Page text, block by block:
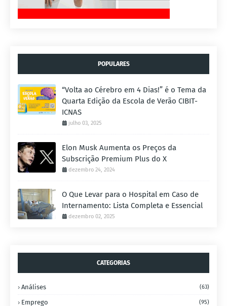
POPULARES
“Volta ao Cérebro em 4 Dias!” é o Tema da
Quarta Edição da Escola de Verão CIBIT-
ICNAS
julho 03, 2025
Elon Musk Aumenta os Preços da
Subscrição Premium Plus do X
dezembro 24, 2024
O Que Levar para o Hospital em Caso de
Internamento: Lista Completa e Essencial
dezembro 02, 2025
CATEGORIAS
Análises (63)
Emprego (95)